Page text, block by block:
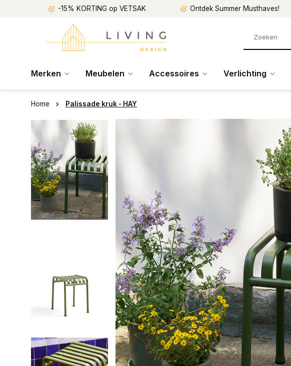
-15% KORTING op VETSAK Ontdek Summer Musthaves!
Merken Meubelen Accessoires Verlichting
Home Palissade kruk - HAY